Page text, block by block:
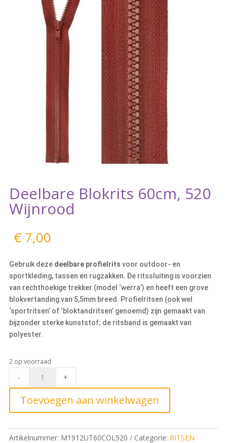
Deelbare Blokrits 60cm, 520
Wijnrood
€7,00
Gebruik deze deelbare profielrits voor outdoor- en
sportkleding, tassen en rugzakken. De ritssluiting is voorzien
van rechthoekige trekker (model ‘werra’) en heeft een grove
blokvertanding van 5,5mm breed. Profielritsen (ook wel
‘sportritsen’ of ‘bloktandritsen’ genoemd) zijn gemaakt van
bijzonder sterke kunststof; de ritsband is gemaakt van
polyester.
2 op voorraad
60cm,
quantity
- +
Toevoegen aan winkelwagen
Artikelnummer: M1912UT60COL520 Categorie: RITSEN